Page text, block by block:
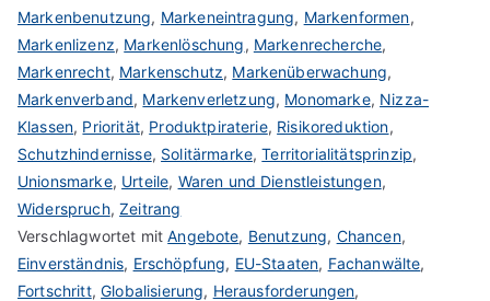
Markenbenutzung, Markeneintragung, Markenformen,
Markenlizenz, Markenlöschung, Markenrecherche,
Markenrecht, Markenschutz, Markenüberwachung,
Markenverband, Markenverletzung, Monomarke, Nizza-
Klassen, Priorität, Produktpiraterie, Risikoreduktion,
Schutzhindernisse, Solitärmarke,Territorialitätsprinzip,
Unionsmarke, Urteile, Waren und Dienstleistungen,
Widerspruch,Zeitrang
Verschlagwortet mitAngebote, Benutzung, Chancen,
Einverständnis, Erschöpfung, EU-Staaten, Fachanwälte,
Fortschritt,Globalisierung, Herausforderungen,